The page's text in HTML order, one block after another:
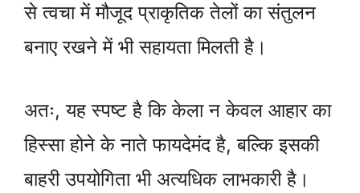
से त्वचा में मौजूद प्राकृतिक तेलों का संतुलन
बनाए रखने में भी सहायता मिलती है।
अतः, यह स्पष्ट है कि केला न केवल आहार का
हिस्सा होने के नाते फायदेमंद है, बल्कि इसकी
बाहरी उपयोगिता भी अत्यधिक लाभकारी है।